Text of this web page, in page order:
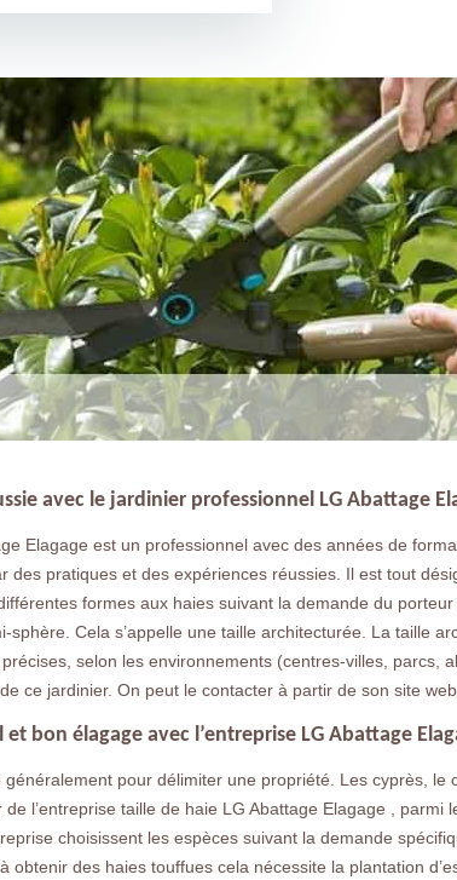
avec le jardinier professionnel LG Abattage
Elagage est un professionnel avec des années de
des pratiques et des expériences réussies. Il est tout
formes aux haies suivant la demande du porteur
sphère. Cela s’appelle une taille architecturée. La taille
selon les environnements (centres-villes, parcs,
ce jardinier. On peut le contacter à partir de son site web.
bon élagage avec l’entreprise LG Abattage
généralement pour délimiter une propriété. Les cyprès, le
l’entreprise taille de haie LG Abattage Elagage , parmi
choisissent les espèces suivant la demande
obtenir des haies touffues cela nécessite la plantation